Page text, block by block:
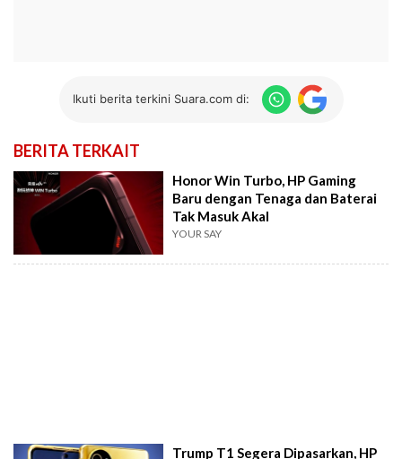
Ikuti berita terkini Suara.com di:
BERITA TERKAIT
Honor Win Turbo, HP Gaming
Baru dengan Tenaga dan Baterai
Tak Masuk Akal
YOUR SAY
Trump T1 Segera Dipasarkan, HP